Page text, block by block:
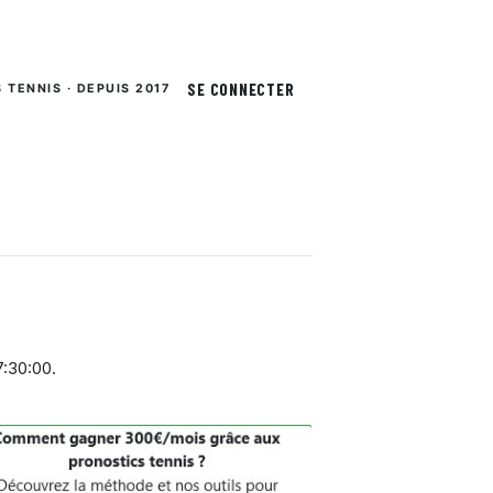
TENNIS · DEPUIS 2017 SE CONNECTER
.